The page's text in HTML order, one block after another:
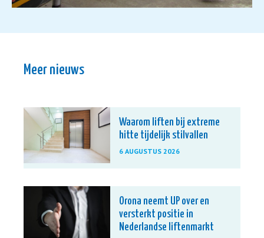
Meer nieuws
Waarom liften bij extreme
hitte tijdelijk stilvallen
6 AUGUSTUS 2026
Orona neemt UP over en
versterkt positie in
Nederlandse liftenmarkt